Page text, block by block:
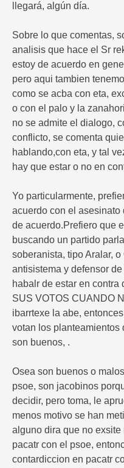
llegará, algún día.
Sobre lo que comentas,
analisis que hace el Sr
estoy de acuerdo en
pero aqui tambien
como se acba con eta,
o con el palo y la
no se admite el dialogo,
conflicto, se comenta
hablando,con eta, y tal
hay que estar o no en
Yo particularmente,
acuerdo con el asesinato
de acuerdo.Prefiero que
buscando un partido
soberanista, tipo Aralar,
antisistema y defensor
habalr de estar en contra
SUS VOTOS CUANDO
ibarrtexe la abe,
votan los planteamientos
son buenos, .
Osea son buenos o
psoe, son jacobinos
decidir, pero toma, le
menos motivo se han
alguno dira que no
pacatr con el psoe,
contardiccion en pacatr